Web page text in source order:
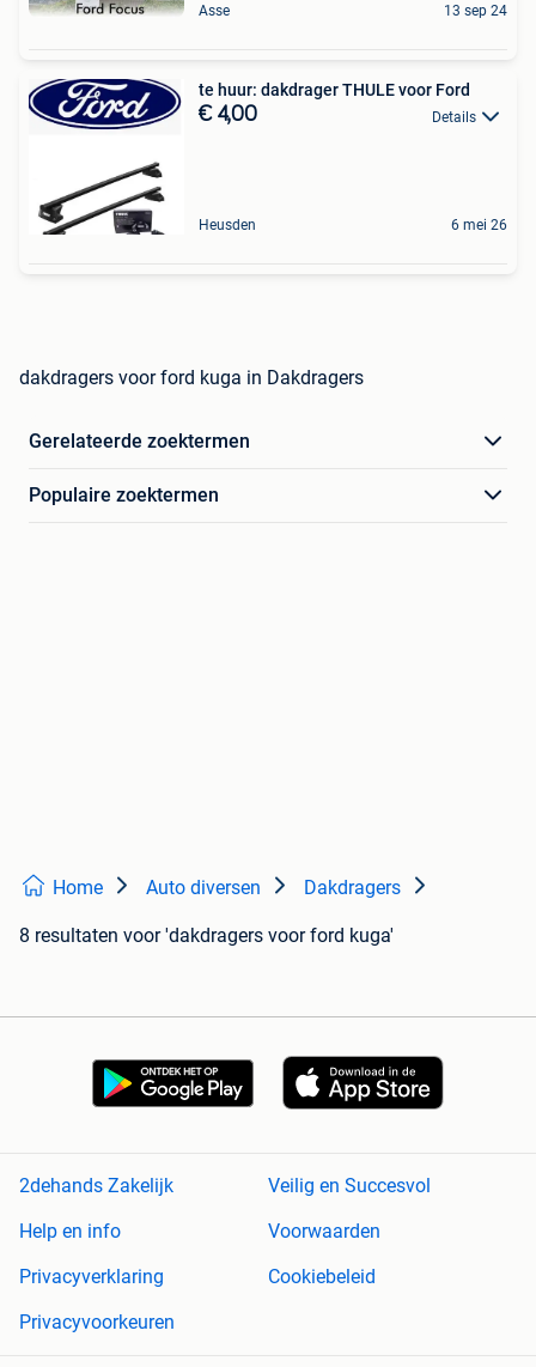
Asse 13 sep 24
te huur: dakdrager THULE voor Ford
€ 4,00 Details
Heusden 6 mei 26
dakdragers voor ford kuga in Dakdragers
Gerelateerde zoektermen
Populaire zoektermen
Home Auto diversen Dakdragers
8 resultaten voor 'dakdragers voor ford kuga'
2dehands Zakelijk
Veilig en Succesvol
Help en info
Voorwaarden
Privacyverklaring
Cookiebeleid
Privacyvoorkeuren